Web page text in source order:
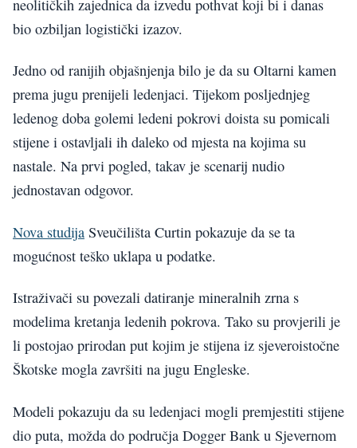
neolitičkih zajednica da izvedu pothvat koji bi i danas
bio ozbiljan logistički izazov.
Jedno od ranijih objašnjenja bilo je da su Oltarni kamen
prema jugu prenijeli ledenjaci. Tijekom posljednjeg
ledenog doba golemi ledeni pokrovi doista su pomicali
stijene i ostavljali ih daleko od mjesta na kojima su
nastale. Na prvi pogled, takav je scenarij nudio
jednostavan odgovor.
Nova studija Sveučilišta Curtin pokazuje da se ta
mogućnost teško uklapa u podatke.
Istraživači su povezali datiranje mineralnih zrna s
modelima kretanja ledenih pokrova. Tako su provjerili je
li postojao prirodan put kojim je stijena iz sjeveroistočne
Škotske mogla završiti na jugu Engleske.
Modeli pokazuju da su ledenjaci mogli premjestiti stijene
dio puta, možda do područja Dogger Bank u Sjevernom